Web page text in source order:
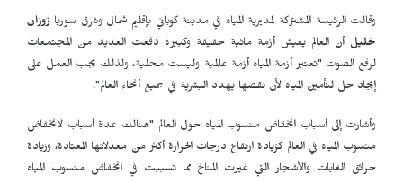
وقالت الرئيسة المشتركة لمديرية المياه في مدينة كوباني بإقليم شمال وشرق سوريا زوزان
خليل أن العالم يعيش أزمة مائية حقيقة وكبيرة دفعت العديد من المجتمعات
لرفع الصوت "تعتبر أزمة المياه أزمة عالمية وليست محلية، ولذلك يجب العمل على
إيجاد حل لتأمين المياه لأن نقصها يهدد البشرية في جميع أنحاء العالم".
وأشارت إلى أسباب انخفاض منسوب المياه حول العالم "هنالك عدة أسباب لانخفاض
منسوب المياه في العالم كزيادة ارتفاع درجات الحرارة أكثر من معدلاتها المعتادة، وزيادة
حرائق الغابات والأشجار التي غيرت المناخ مما تسببت في انخفاض منسوب المياه